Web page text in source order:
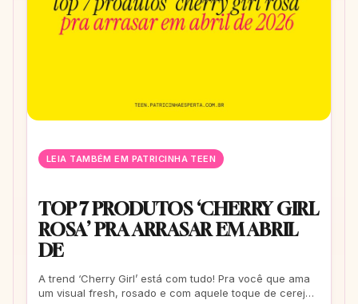
LEIA TAMBÉM EM PATRICINHA TEEN
TOP 7 PRODUTOS ‘CHERRY GIRL
ROSA’ PRA ARRASAR EM ABRIL
DE
A trend ‘Cherry Girl’ está com tudo! Pra você que ama
um visual fresh, rosado e com aquele toque de cereja,